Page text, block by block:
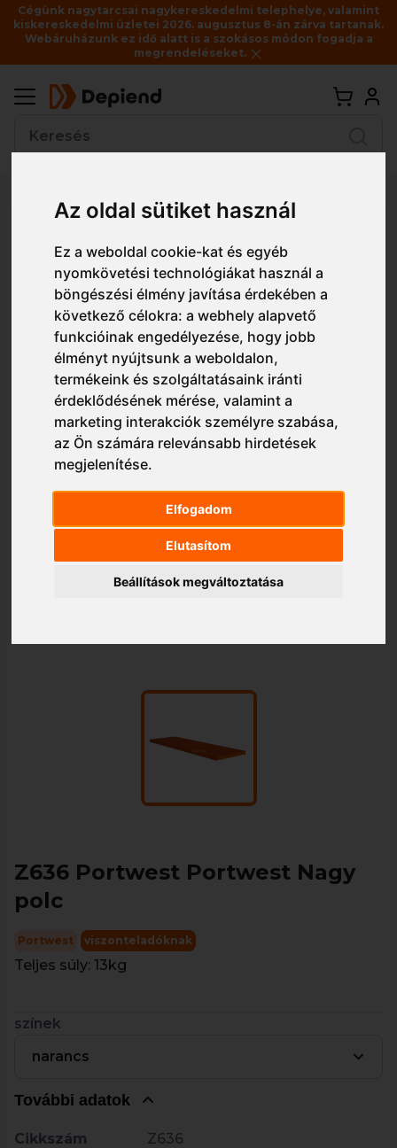
Az oldal sütiket használ
Ez a weboldal cookie-kat és egyéb
nyomkövetési technológiákat használ a
böngészési élmény javítása érdekében a
következő célokra:a webhely alapvető
funkcióinak engedélyezése, hogy jobb
élményt nyújtsunk a weboldalon,
termékeink és szolgáltatásaink iránti
érdeklődésének mérése, valamint a
marketing interakciók személyre szabása,
az Ön számára relevánsabb hirdetések
megjelenítése.
Elfogadom
Elutasítom
Beállítások megváltoztatása
Cégünk nagytarcsai nagykereskedelmi telephelye, valamint
kiskereskedelmi üzletei 2026. augusztus 8-án zárva tartanak.
Webáruházunk ez idő alatt is a szokásos módon fogadja a
megrendeléseket.
Z636 Portwest Portwest Nagy
polc
Z636 Portwest Portwest Nagy
polc
Portwest viszonteladóknak
Teljes súly: 13kg
színek
narancs
További adatok
Cikkszám
Z636